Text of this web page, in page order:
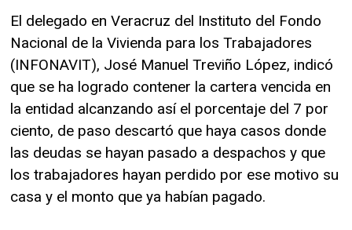
El delegado en Veracruz del Instituto del Fondo
Nacional de la Vivienda para los Trabajadores
(INFONAVIT), José Manuel Treviño López, indicó
que se ha logrado contener la cartera vencida en
la entidad alcanzando así el porcentaje del 7 por
ciento, de paso descartó que haya casos donde
las deudas se hayan pasado a despachos y que
los trabajadores hayan perdido por ese motivo su
casa y el monto que ya habían pagado.